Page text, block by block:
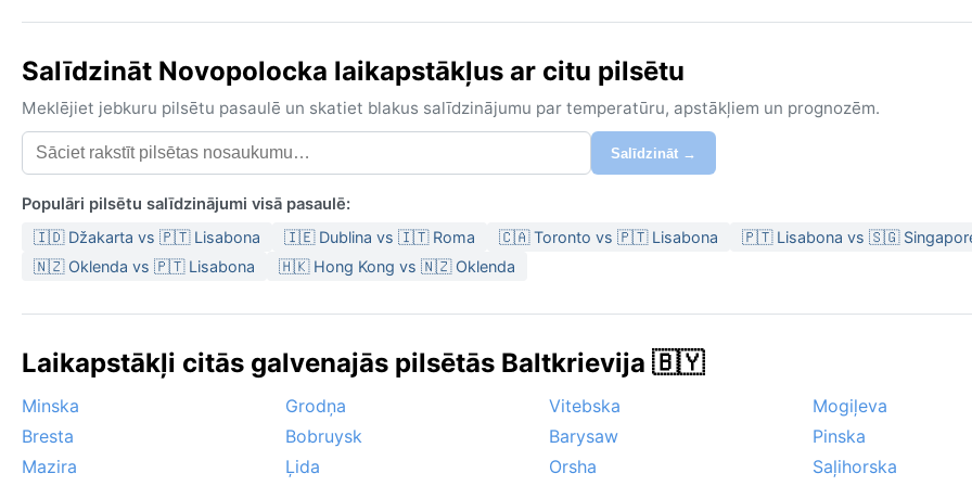
Salīdzināt Novopolocka laikapstākļus ar citu pilsētu
Meklējiet jebkuru pilsētu pasaulē un skatiet blakus salīdzinājumu par temperatūru, apstākļiem un prognozēm.
Salīdzināt →
Populāri pilsētu salīdzinājumi visā pasaulē:
🇮🇩 Džakarta vs 🇵🇹 Lisabona 🇮🇪 Dublina vs 🇮🇹 Roma 🇨🇦 Toronto vs 🇵🇹 Lisabona
🇵🇹 Lisabona vs 🇸🇬
🇳🇿 Oklenda vs 🇵🇹 Lisabona
🇭🇰 Hong Kong vs 🇳🇿 Oklenda
Laikapstākļi citās galvenajās pilsētās Baltkrievija 🇧🇾
Minska Grodņa Vitebska
Mogiļeva
Bresta
Bobruysk Barysaw
Pinska
Mazira
Ļida Orsha Saļihorska